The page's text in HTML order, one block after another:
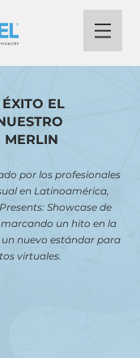
EL
MERLIN
por los profesionales
en Latinoamérica,
Showcase de
un hito en la
nuevo estándar para
virtuales.